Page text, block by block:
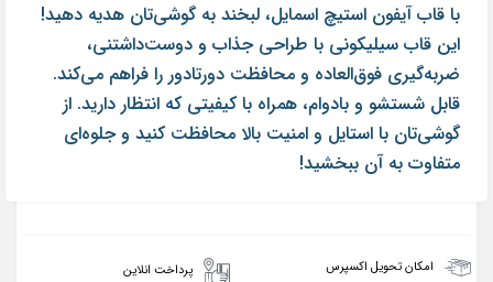
با قاب آیفون استیچ اسمایل، لبخند به گوشی‌تان هدیه دهید!
این قاب سیلیکونی با طراحی جذاب و دوست‌داشتنی،
ضربه‌گیری فوق‌العاده و محافظت دورتادور را فراهم می‌کند.
قابل شستشو و بادوام، همراه با کیفیتی که انتظار دارید. از
گوشی‌تان با استایل و امنیت بالا محافظت کنید و جلوه‌ای
متفاوت به آن ببخشید!
امکان تحویل اکسپرس پرداخت انلاین